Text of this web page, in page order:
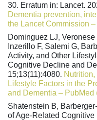
30. Erratum in: Lancet.
Dementia prevention,
the Lancet Commission
Dominguez LJ,
Inzerillo F, Salemi G,
Activity, and Other
Cognitive Decline and
15;13(11):4080.
Lifestyle Factors in the
and Dementia – PubMed
Shatenstein B,
of Age-Related